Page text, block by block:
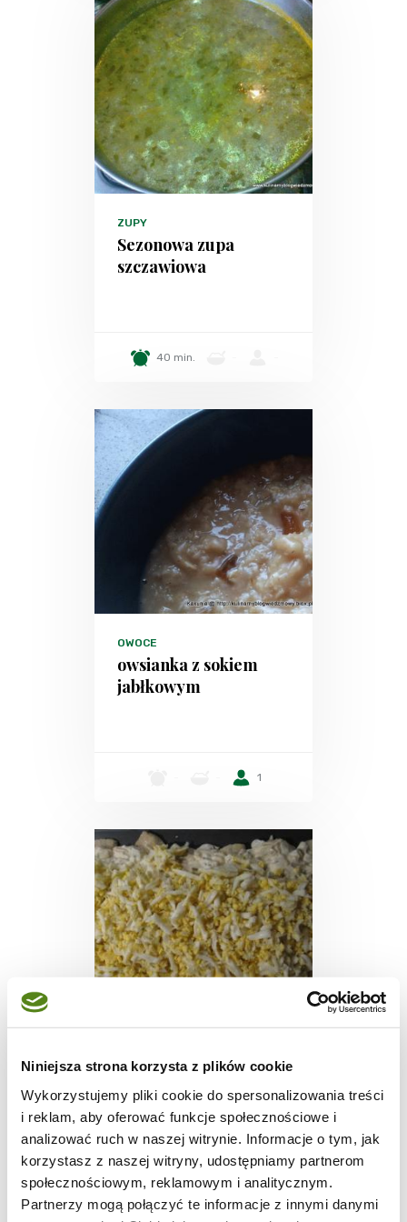
Niniejsza strona korzysta z plików cookie
Wykorzystujemy pliki cookie do spersonalizowania treści
i reklam, aby oferować funkcje społecznościowe i
analizować ruch w naszej witrynie. Informacje o tym, jak
korzystasz z naszej witryny, udostępniamy partnerom
społecznościowym, reklamowym i analitycznym.
Partnerzy mogą połączyć te informacje z innymi danymi
ZUPY
Sezonowa zupa
szczawiowa
40 min.
OWOCE
owsianka z sokiem
jabłkowym
1
PRZEKĄSKI
Śledzie pod pierzynką
30 min.